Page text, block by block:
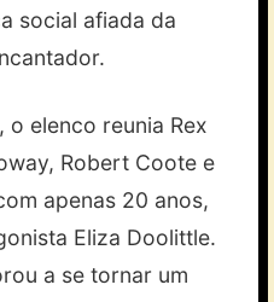
social afiada da
o elenco reunia Rex
Robert Coote e
apenas 20 anos,
Eliza Doolittle.
a se tornar um